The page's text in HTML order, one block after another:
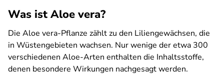
Was ist Aloe vera?
Die Aloe vera-Pflanze zählt zu den Liliengewächsen, die
in Wüstengebieten wachsen. Nur wenige der etwa 300
verschiedenen Aloe-Arten enthalten die Inhaltsstoffe,
denen besondere Wirkungen nachgesagt werden.